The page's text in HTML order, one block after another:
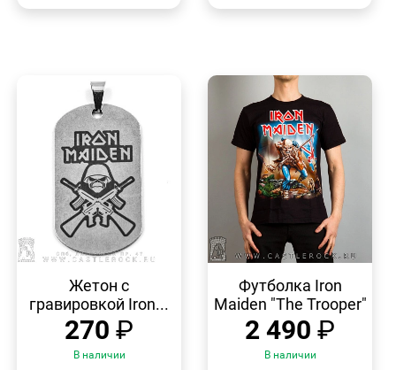
ПРОСМОТР
Жетон с
гравировкой Iron...
270 ₽
В наличии
ПРОСМОТР
Футболка Iron
Maiden "The Trooper"
2 490 ₽
В наличии